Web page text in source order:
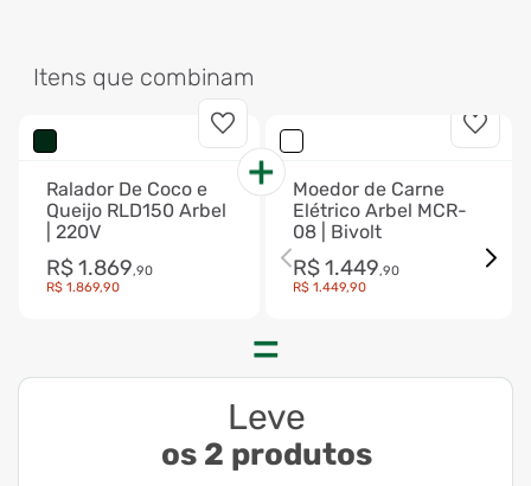
Itens que combinam
Ralador De Coco e
Queijo RLD150 Arbel
| 220V
R$1.869,90
R$ 1.869,90
Moedor de Carne
Elétrico Arbel MCR-
08 | Bivolt
R$1.449,90
R$ 1.449,90
Leve
os 2 produtos